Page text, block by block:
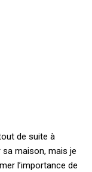
de suite à
sa maison, mais je
l’importance de